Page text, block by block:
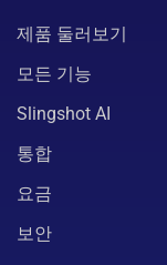
제품 둘러보기
모든 기능
Slingshot AI
통합
요금
보안